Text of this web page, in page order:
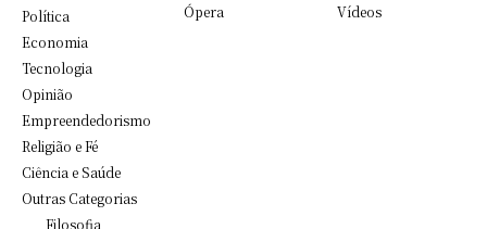
Política
Economia
Tecnologia
Opinião
Empreendedorismo
Religião e Fé
Ciência e Saúde
Outras Categorias
Filosofia
Ópera
Vídeos